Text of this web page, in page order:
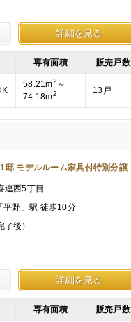
詳細を見る
専有面積 販売戸数
58.21m2 ～
74.18m2 13戸
邸 モデルルーム家具付特別分譲
連西5丁目
平野」駅 徒歩10分
後）
詳細を見る
専有面積 販売戸数